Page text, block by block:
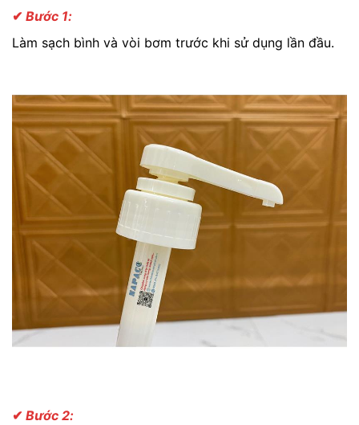
✔ Bước 1:
Làm sạch bình và vòi bơm trước khi sử dụng lần đầu.
✔ Bước 2: